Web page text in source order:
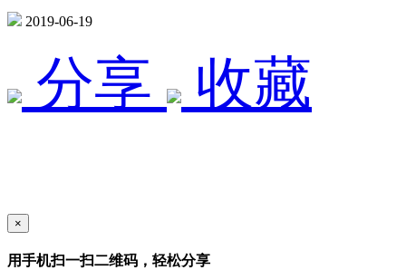
2019-06-19
分享 收藏
×
用手机扫一扫二维码，轻松分享